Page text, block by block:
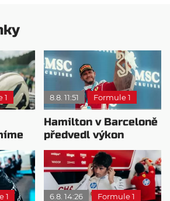
1 8.8. 11:51 Formule 1
Hamilton v Barceloně
předvedl výkon
pravého šampiona
1 6.8. 14:26 Formule 1